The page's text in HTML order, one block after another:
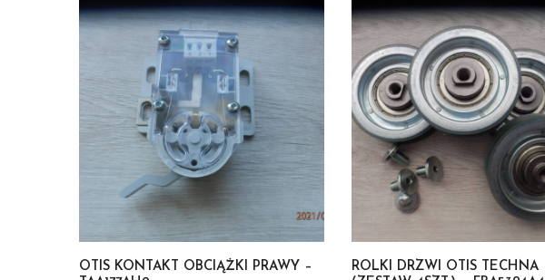
OTIS KONTAKT OBCIĄŻKI PRAWY –
ROLKI DRZWI OTIS TECHNA